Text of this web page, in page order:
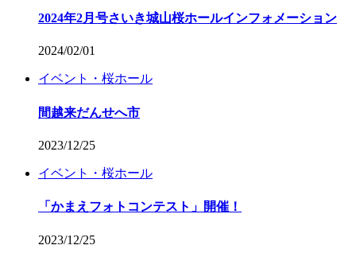
2024年2月号さいき城山桜ホールインフォメーション
2024/02/01
イベント・桜ホール
間越来だんせへ市
2023/12/25
イベント・桜ホール
「かまえフォトコンテスト」開催！
2023/12/25